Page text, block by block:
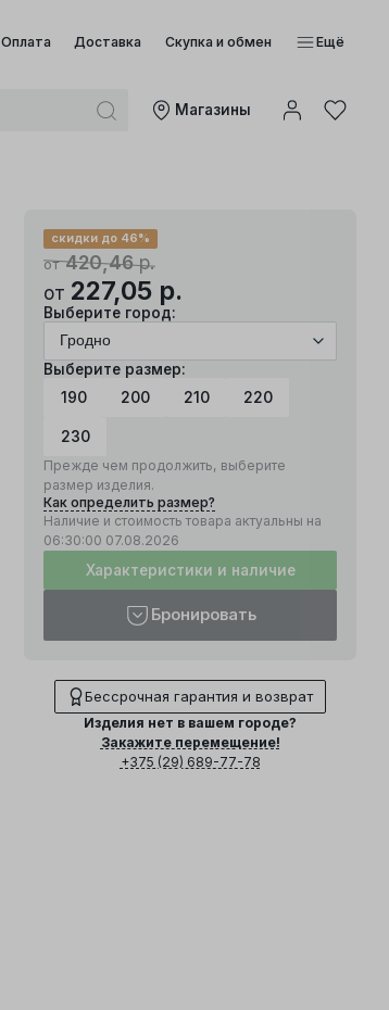
Оплата Доставка Скупка и обмен Ещё
Mагазины
от420,46р.
скидки до 46%
от 227,05 р.
Выберите город:
Выберите размер:
190
200 210 220
230
Прежде чем продолжить, выберите
размер изделия.
Как определить размер?
Наличие и стоимость товара актуальны на
06:30:00 07.08.2026
Характеристики и наличие
Бронировать
Бессрочная гарантия и возврат
Изделия нет в вашем городе?
Закажите перемещение!
+375 (29) 689-77-78